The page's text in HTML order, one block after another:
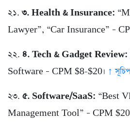
২১. ৩. Health & Insurance:
Lawyer”, “Car Insurance” –
২২. ৪. Tech & Gadget Review:
Software – CPM $8-$20। ↑
২৩. ৫. Software/SaaS: “Best
Management Tool” – CPM